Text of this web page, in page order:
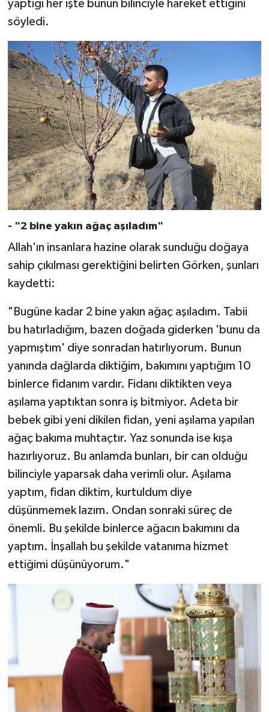
yaptığı her işte bunun bilinciyle hareket ettiğini
söyledi.
- "2 bine yakın ağaç aşıladım"
Allah'ın insanlara hazine olarak sunduğu doğaya
sahip çıkılması gerektiğini belirten Görken, şunları
kaydetti:
"Bugüne kadar 2 bine yakın ağaç aşıladım. Tabii
bu hatırladığım, bazen doğada giderken 'bunu da
yapmıştım' diye sonradan hatırlıyorum. Bunun
yanında dağlarda diktiğim, bakımını yaptığım 10
binlerce fidanım vardır. Fidanı diktikten veya
aşılama yaptıktan sonra iş bitmiyor. Adeta bir
bebek gibi yeni dikilen fidan, yeni aşılama yapılan
ağaç bakıma muhtaçtır. Yaz sonunda ise kışa
hazırlıyoruz. Bu anlamda bunları, bir can olduğu
bilinciyle yaparsak daha verimli olur. Aşılama
yaptım, fidan diktim, kurtuldum diye
düşünmemek lazım. Ondan sonraki süreç de
önemli. Bu şekilde binlerce ağacın bakımını da
yaptım. İnşallah bu şekilde vatanıma hizmet
ettiğimi düşünüyorum."
Erzurum Müftülüğü
Eskişehir Müftülüğü
Gaziantep Müftülüğü
Giresun Müftülüğü
Gümüşhane Müftülüğü
Hatay Müftülüğü
Isparta Müftülüğü
İstanbul Müftülüğü
İzmir Müftülüğü
Kahramanmaraş Müftülüğü
Karabük Müftülüğü
Karaman Müftülüğü
Kars Müftülüğü
Kayseri Müftülüğü
Kırıkkale Müftülüğü
Kırklareli Müftülüğü
Kırşehir Müftülüğü
Kocaeli Müftülüğü